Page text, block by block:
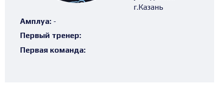
г.Казань
Амплуа: -
Первый тренер:
Первая команда: